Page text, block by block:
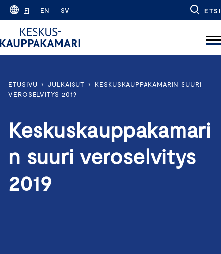
Skip
content
FI EN SV ETSI
ETUSIVU › JULKAISUT ›
KESKUSKAUPPAKAMARIN SUURI
VEROSELVITYS 2019
Keskuskauppakamari
n suuri veroselvitys
2019